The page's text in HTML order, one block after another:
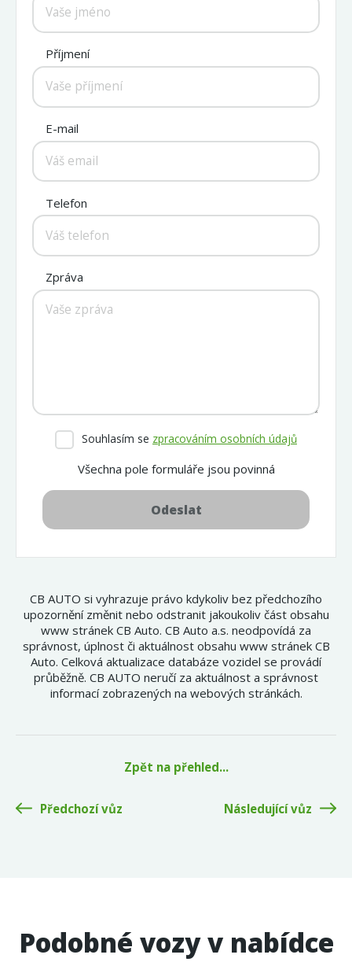
Příjmení
E-mail
Telefon
Zpráva
Souhlasím se zpracováním osobních údajů
Všechna pole formuláře jsou povinná
Odeslat
CB AUTO si vyhrazuje právo kdykoliv bez předchozího
upozornění změnit nebo odstranit jakoukoliv část obsahu
www stránek CB Auto. CB Auto a.s. neodpovídá za
správnost, úplnost či aktuálnost obsahu www stránek CB
Auto. Celková aktualizace databáze vozidel se provádí
průběžně. CB AUTO neručí za aktuálnost a správnost
informací zobrazených na webových stránkách.
Zpět na přehled...
Předchozí vůz Následující vůz
Podobné vozy v nabídce